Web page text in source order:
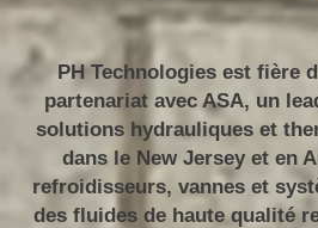
PH Technologies est fière
partenariat avec ASA, un
solutions hydrauliques et
dans le New Jersey et en
refroidisseurs, vannes et
des fluides de haute qualité